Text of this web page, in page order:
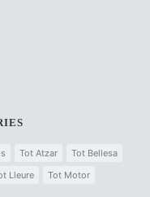
Tot Atzar
Tot Bellesa
Lleure
Tot Motor